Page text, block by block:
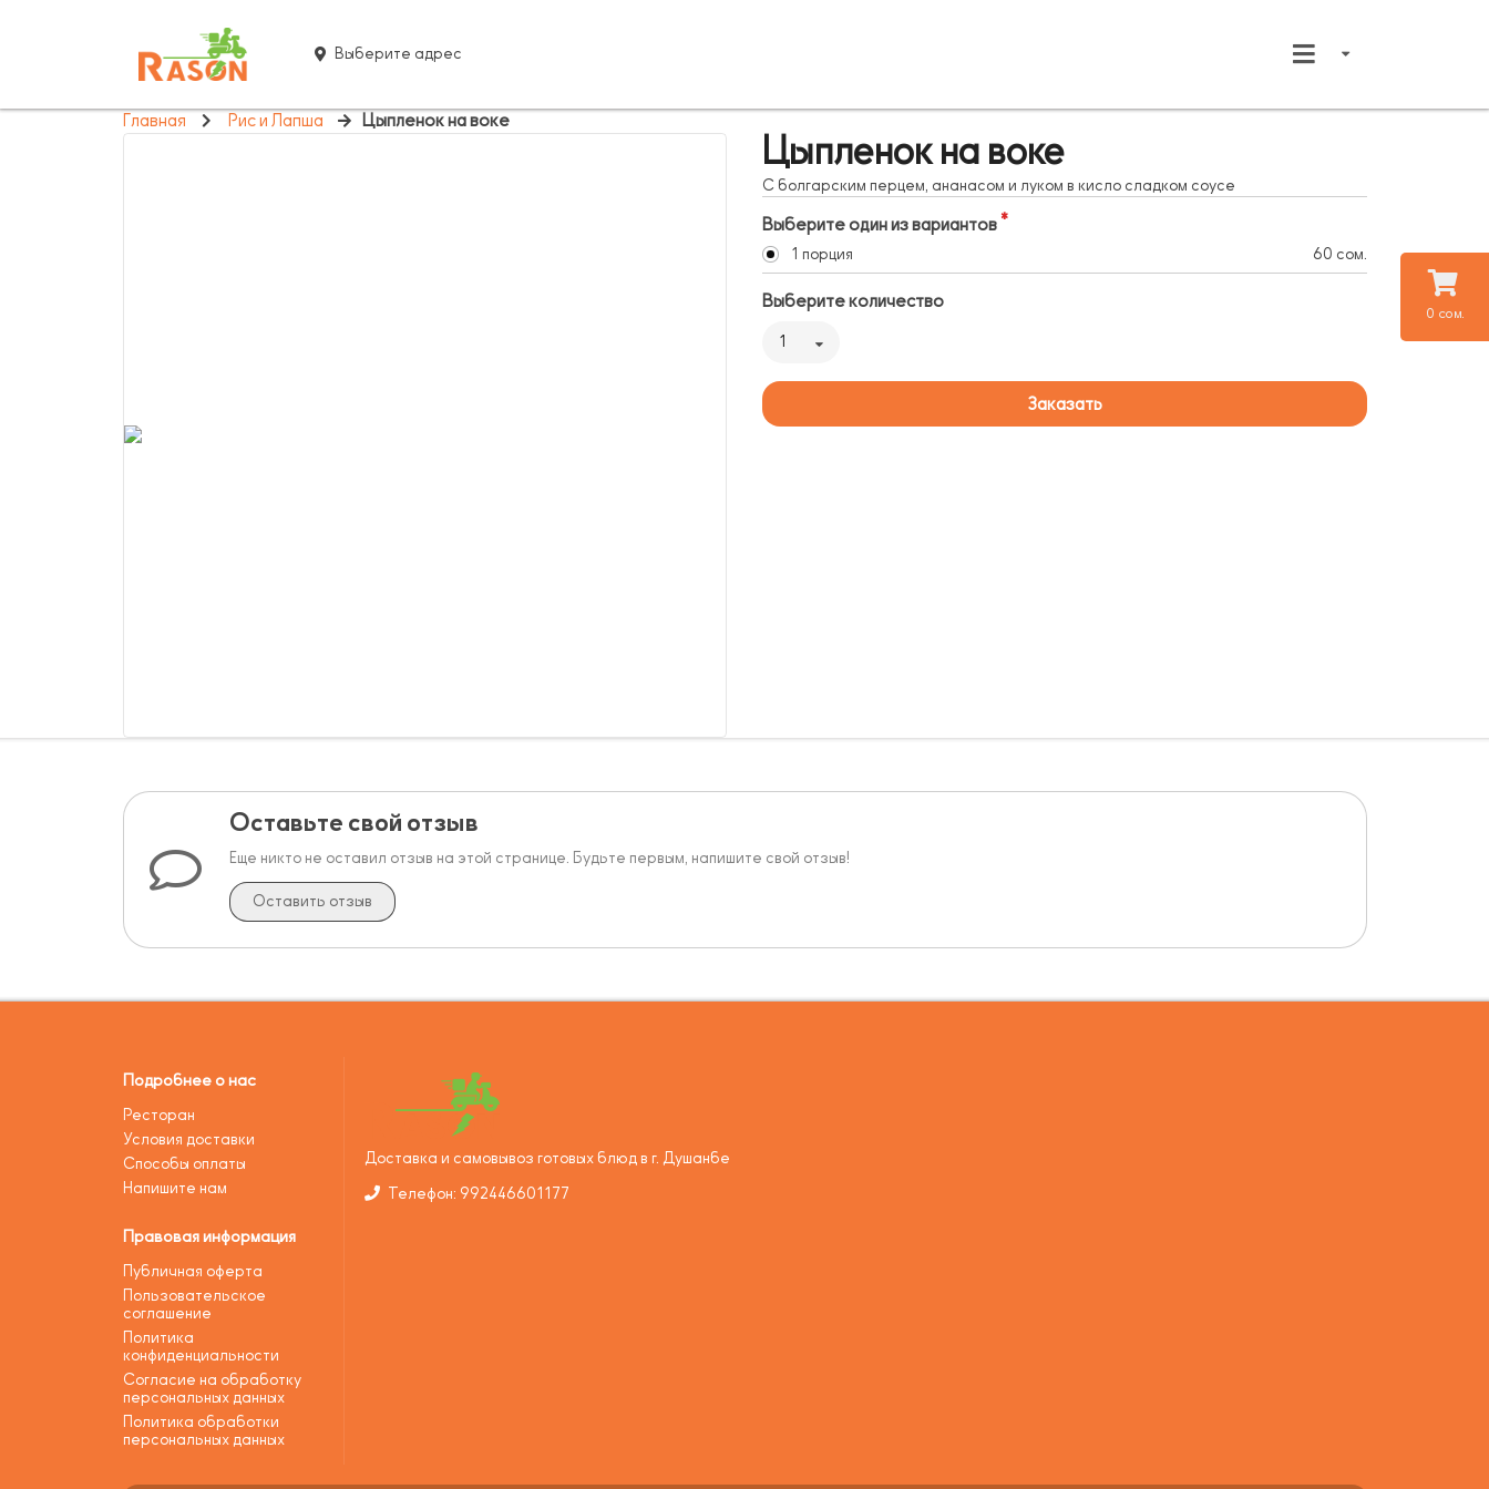
0 сом.
Выберите адрес
Главная Рис и Лапша Цыпленок на воке
Цыпленок на воке
С болгарским перцем, ананасом и луком в кисло сладком соусе
Выберите один из вариантов
1 порция 60 сом.
Выберите количество
1
Заказать
Оставьте свой отзыв
Еще никто не оставил отзыв на этой странице. Будьте первым, напишите свой отзыв!
Оставить отзыв
Подробнее о нас
Ресторан
Условия доставки
Способы оплаты
Напишите нам
Правовая информация
Публичная оферта
Пользовательское
соглашение
Политика
конфиденциальности
Согласие на обработку
персональных данных
Политика обработки
персональных данных
Доставка и самовывоз готовых блюд в г. Душанбе
Телефон: 992446601177